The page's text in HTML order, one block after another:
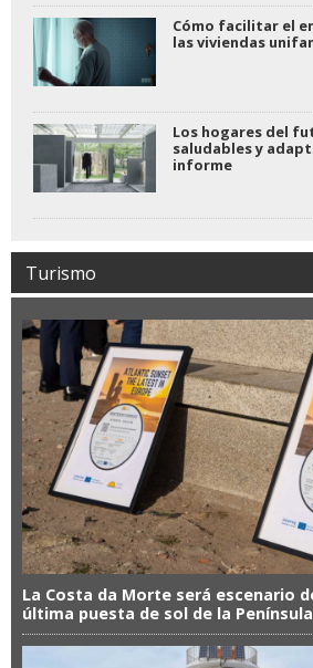
Cómo facilitar el
las viviendas
Los hogares del
saludables y
informe
Turismo
La Costa da Morte será escenario
última puesta de sol de la Península